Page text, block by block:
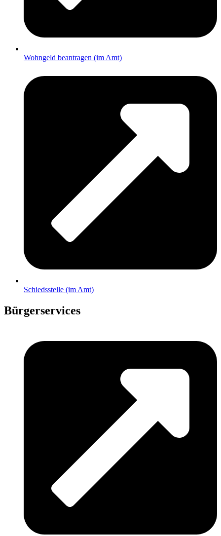
Wohngeld beantragen (im Amt)
Schiedsstelle (im Amt)
Bürgerservices